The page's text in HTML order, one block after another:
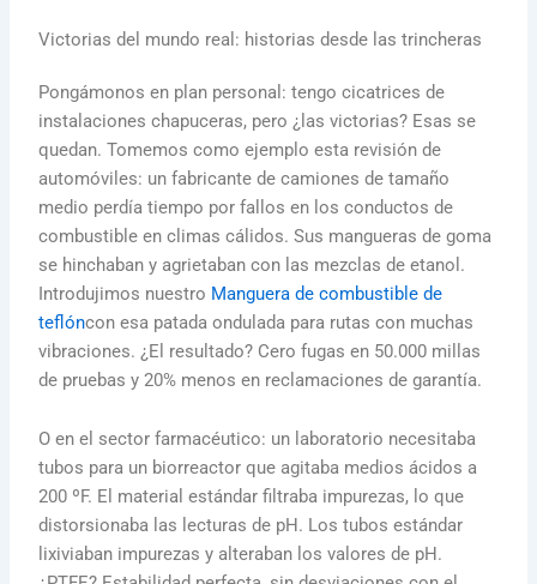
Victorias del mundo real: historias desde las trincheras
Pongámonos en plan personal: tengo cicatrices de
instalaciones chapuceras, pero ¿las victorias? Esas se
quedan. Tomemos como ejemplo esta revisión de
automóviles: un fabricante de camiones de tamaño
medio perdía tiempo por fallos en los conductos de
combustible en climas cálidos. Sus mangueras de goma
se hinchaban y agrietaban con las mezclas de etanol.
Introdujimos nuestro Manguera de combustible de
teflóncon esa patada ondulada para rutas con muchas
vibraciones. ¿El resultado? Cero fugas en 50.000 millas
de pruebas y 20% menos en reclamaciones de garantía.
O en el sector farmacéutico: un laboratorio necesitaba
tubos para un biorreactor que agitaba medios ácidos a
200 ºF. El material estándar filtraba impurezas, lo que
distorsionaba las lecturas de pH. Los tubos estándar
lixiviaban impurezas y alteraban los valores de pH.